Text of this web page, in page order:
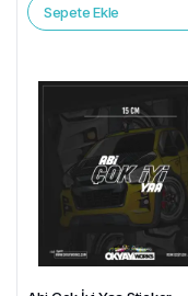
Sepete Ekle